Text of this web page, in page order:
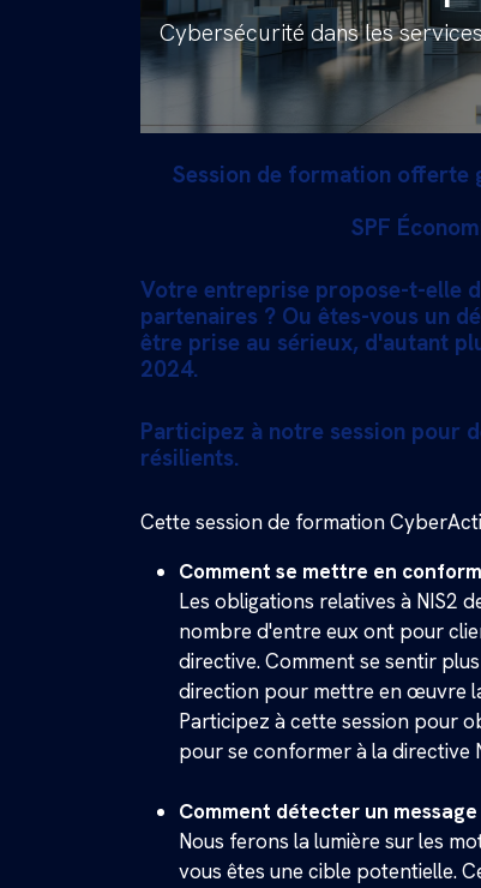
Cybersécurité dans les
Session de formation offerte
SPF
Votre entreprise propose-t-elle
partenaires ? Ou êtes-vous un
être prise au sérieux, d'autant
2024.
Participez à notre session pour
résilients.
Cette session de formation
Comment se mettre en
Les obligations relatives à NIS2
nombre d'entre eux ont pour
directive. Comment se sentir
direction pour mettre en œuvre
Participez à cette session pour
pour se conformer à la directive
Comment détecter un
Nous ferons la lumière sur les
vous êtes une cible potentielle.